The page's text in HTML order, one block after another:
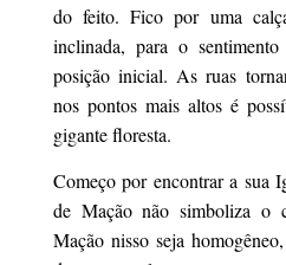
do feito. Fico por uma
inclinada, para o
posição inicial. As ruas
nos pontos mais altos é
gigante floresta.
Começo por encontrar a sua
de Mação não simboliza o
Mação nisso seja